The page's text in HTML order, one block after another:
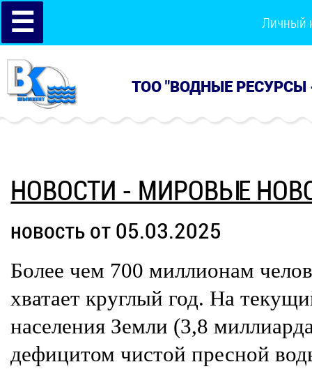
☰ Личный
ТОО "ВОДНЫЕ РЕСУРСЫ
НОВОСТИ - МИРОВЫЕ
новость от 05.03.2025
Более чем 700 миллионам
хватает круглый год. На
населения Земли (3,8
дефицитом чистой пресной